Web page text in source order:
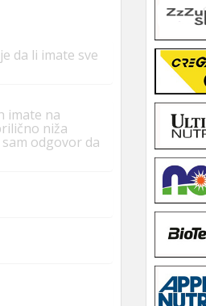
da li imate sve
imate na
niža
odgovor da